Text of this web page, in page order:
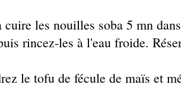
les nouilles soba 5 mn
rincez-les à l'eau froide.
le tofu de fécule de maïs et